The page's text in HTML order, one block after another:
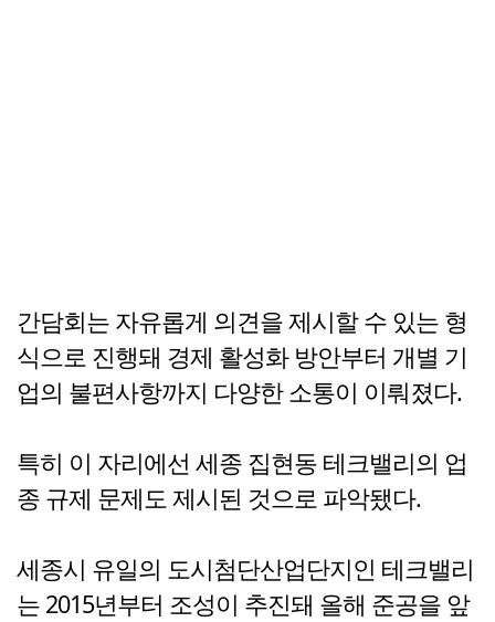
간담회는 자유롭게 의견을 제시할 수 있는 형
식으로 진행돼 경제 활성화 방안부터 개별 기
업의 불편사항까지 다양한 소통이 이뤄졌다.
특히 이 자리에선 세종 집현동 테크밸리의 업
종 규제 문제도 제시된 것으로 파악됐다.
세종시 유일의 도시첨단산업단지인 테크밸리
는 2015년부터 조성이 추진돼 올해 준공을 앞